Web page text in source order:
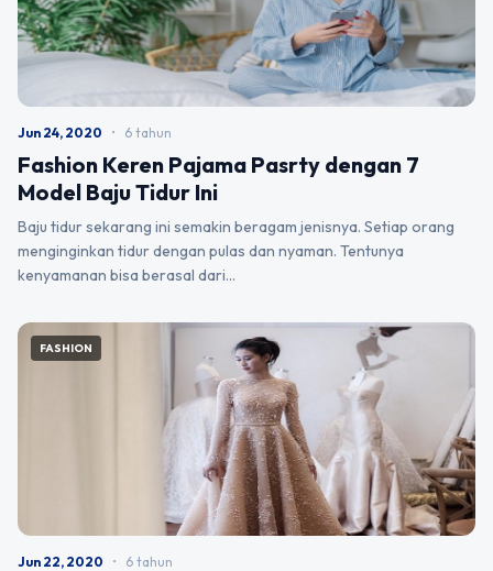
Jun 24, 2020 • 6 tahun
Fashion Keren Pajama Pasrty dengan 7
Model Baju Tidur Ini
Baju tidur sekarang ini semakin beragam jenisnya. Setiap orang
menginginkan tidur dengan pulas dan nyaman. Tentunya
kenyamanan bisa berasal dari…
FASHION
Jun 22, 2020 • 6 tahun